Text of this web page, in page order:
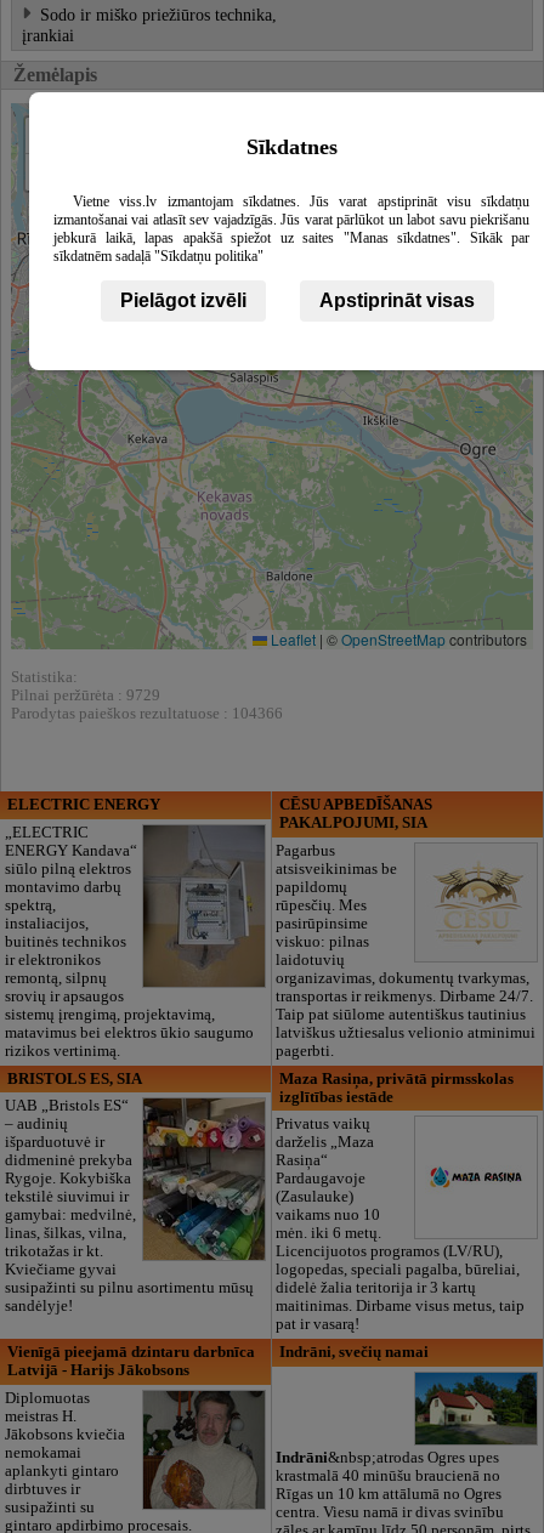
Sodo ir miško priežiūros technika,
įrankiai
Žemėlapis
Leaflet | ©OpenStreetMapcontributors
Statistika:
Pilnai peržūrėta : 9729
Parodytas paieškos rezultatuose : 104366
ELECTRIC ENERGY
„ELECTRIC
ENERGY Kandava“
siūlo pilną elektros
montavimo darbų
spektrą,
instaliacijos,
buitinės technikos
ir elektronikos
remontą, silpnų
srovių ir apsaugos
sistemų įrengimą, projektavimą,
matavimus bei elektros ūkio saugumo
rizikos vertinimą.
CĒSU APBEDĪŠANAS
PAKALPOJUMI, SIA
Pagarbus
atsisveikinimas be
papildomų
rūpesčių. Mes
pasirūpinsime
viskuo: pilnas
laidotuvių
organizavimas, dokumentų tvarkymas,
transportas ir reikmenys. Dirbame 24/7.
Taip pat siūlome autentiškus tautinius
latviškus užtiesalus velionio atminimui
pagerbti.
BRISTOLS ES, SIA
UAB „Bristols ES“
– audinių
išparduotuvė ir
didmeninė prekyba
Rygoje. Kokybiška
tekstilė siuvimui ir
gamybai: medvilnė,
linas, šilkas, vilna,
trikotažas ir kt.
Kviečiame gyvai
susipažinti su pilnu asortimentu mūsų
sandėlyje!
Maza Rasiņa, privātā pirmsskolas
izglītības iestāde
Privatus vaikų
darželis „Maza
Rasiņa“
Pardaugavoje
(Zasulauke)
vaikams nuo 10
mėn. iki 6 metų.
Licencijuotos programos (LV/RU),
logopedas, speciali pagalba, būreliai,
didelė žalia teritorija ir 3 kartų
maitinimas. Dirbame visus metus, taip
pat ir vasarą!
Vienīgā pieejamā dzintaru darbnīca
Latvijā - Harijs Jākobsons
Diplomuotas
meistras H.
Jākobsons kviečia
nemokamai
aplankyti gintaro
dirbtuves ir
susipažinti su
gintaro apdirbimo procesais.
Indrāni, svečių namai
Indrāni&nbsp;atrodas Ogres upes
krastmalā 40 minūšu braucienā no
Rīgas un 10 km attālumā no Ogres
centra. Viesu namā ir divas svinību
Sīkdatnes
Vietne viss.lv izmantojam sīkdatnes. Jūs varat apstiprināt visu sīkdatņu
izmantošanai vai atlasīt sev vajadzīgās. Jūs varat pārlūkot un labot savu piekrišanu
jebkurā laikā, lapas apakšā spiežot uz saites "Manas sīkdatnes". Sīkāk par
sīkdatnēm sadaļā "Sīkdatņu politika"
Pielāgot izvēli Apstiprināt visas